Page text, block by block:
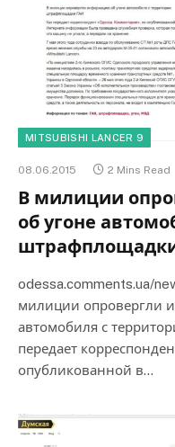
MITSUBISHI LANCER 9
08.06.2015 2 Mins Read
В милиции
об угоне
odessa.comments.ua/
милиции опровергли
автомобиля с
передает
опубликованной в…